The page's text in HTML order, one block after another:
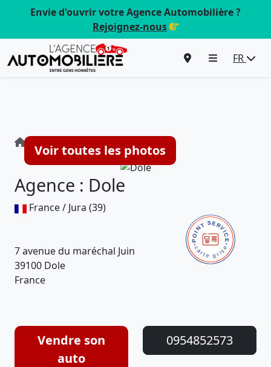
Envie d'ouvrir votre Agence Automobilière ?
Rejoignez-nous
FR
Voir toutes les photos
Agence : Dole
France / Jura (39)
7 avenue du maréchal Juin
39100 Dole
France
Vendre son
auto
0954852573